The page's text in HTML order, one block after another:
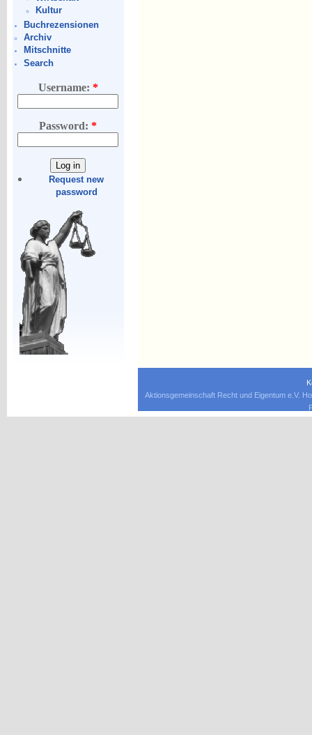
Kultur
Buchrezensionen
Archiv
Mitschnitte
Search
Username: *
Password:*
Request new
password
Aktionsgemeinschaft Recht und Eigentum e.V.